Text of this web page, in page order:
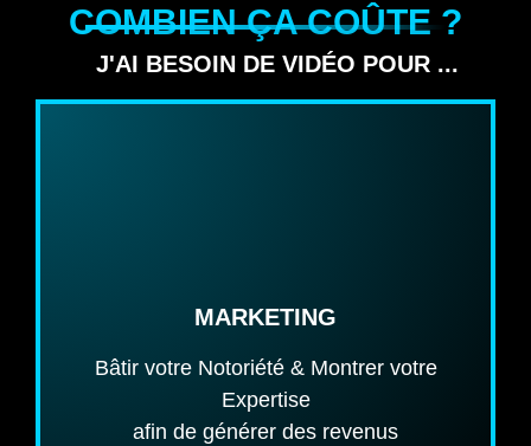
COMBIEN ÇA COÛTE ?
J'AI BESOIN DE VIDÉO POUR ...
MARKETING
Bâtir votre Notoriété & Montrer votre
Expertise
afin de générer des revenus
Étude de cas / Documentaire
Témoignage Client
Démo de Produits / Services